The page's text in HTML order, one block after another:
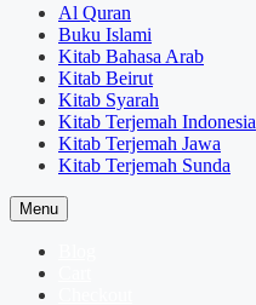
Al Quran
Buku Islami
Kitab Bahasa Arab
Kitab Beirut
Kitab Syarah
Kitab Terjemah Indonesia
Kitab Terjemah Jawa
Kitab Terjemah Sunda
Menu